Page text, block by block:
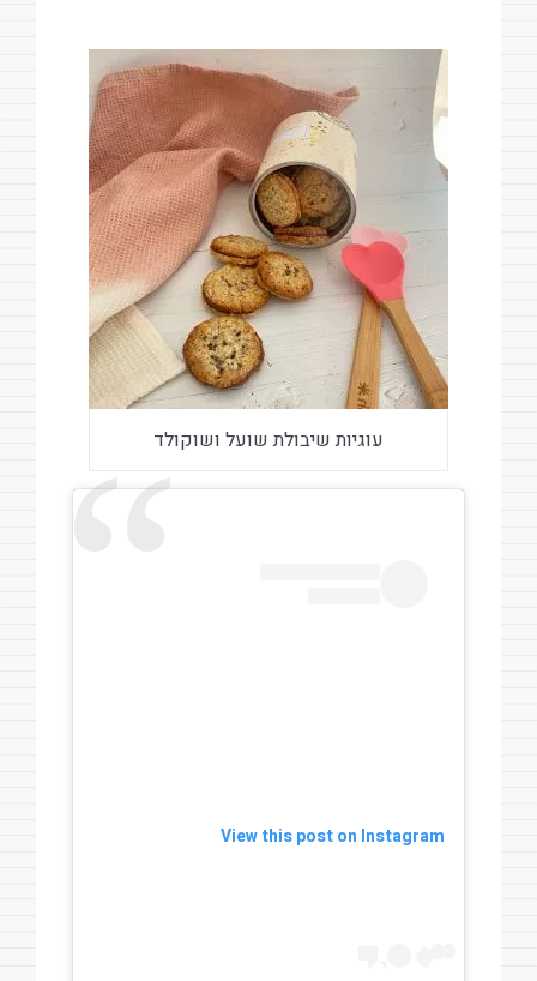
עוגיות שיבולת שועל ושוקולד
View this post on Instagram